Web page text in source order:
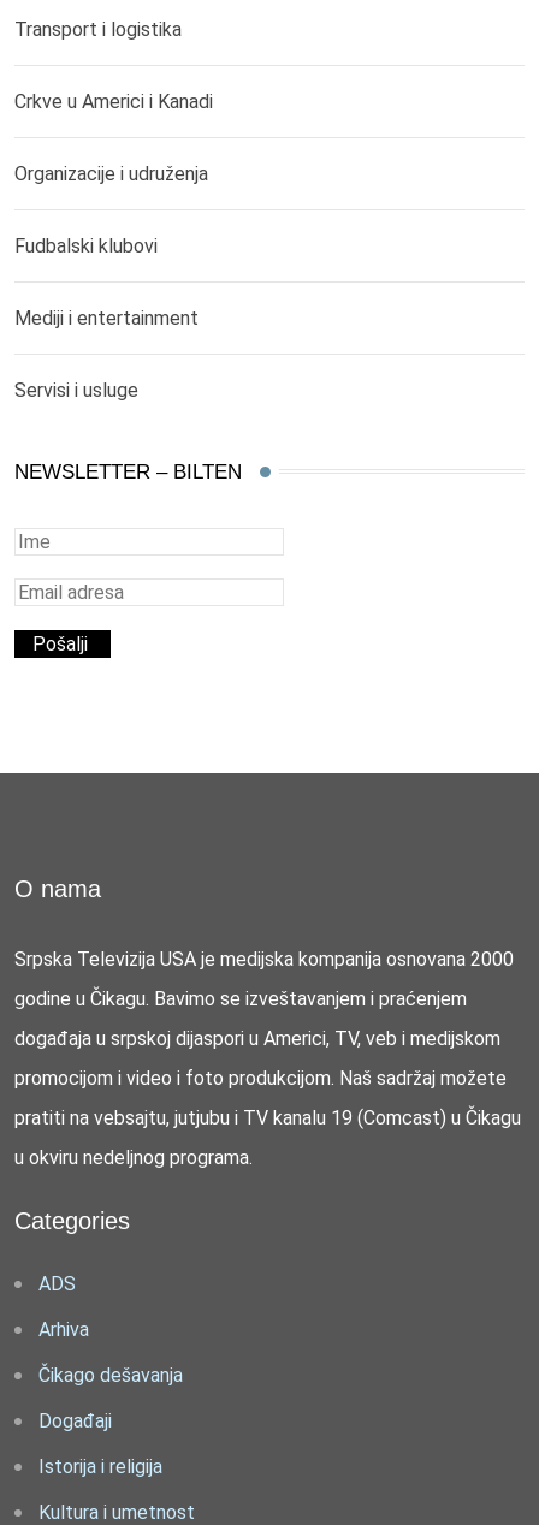
Transport i logistika
Crkve u Americi i Kanadi
Organizacije i udruženja
Fudbalski klubovi
Mediji i entertainment
Servisi i usluge
NEWSLETTER – BILTEN
O nama
Srpska Televizija USA je medijska kompanija osnovana 2000
godine u Čikagu. Bavimo se izveštavanjem i praćenjem
događaja u srpskoj dijaspori u Americi, TV, veb i medijskom
promocijom i video i foto produkcijom. Naš sadržaj možete
pratiti na vebsajtu, jutjubu i TV kanalu 19 (Comcast) u Čikagu
u okviru nedeljnog programa.
Categories
ADS
Arhiva
Čikago dešavanja
Događaji
Istorija i religija
Kultura i umetnost